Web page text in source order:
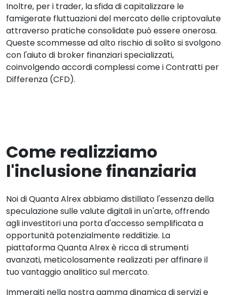
Inoltre, per i trader, la sfida di capitalizzare le
famigerate fluttuazioni del mercato delle criptovalute
attraverso pratiche consolidate può essere onerosa.
Queste scommesse ad alto rischio di solito si svolgono
con l'aiuto di broker finanziari specializzati,
coinvolgendo accordi complessi come i Contratti per
Differenza (CFD).
Come realizziamo
l'inclusione finanziaria
Noi di Quanta Alrex abbiamo distillato l'essenza della
speculazione sulle valute digitali in un'arte, offrendo
agli investitori una porta d'accesso semplificata a
opportunità potenzialmente redditizie. La
piattaforma Quanta Alrex è ricca di strumenti
avanzati, meticolosamente realizzati per affinare il
tuo vantaggio analitico sul mercato.
Immergiti nella nostra gamma dinamica di servizi e